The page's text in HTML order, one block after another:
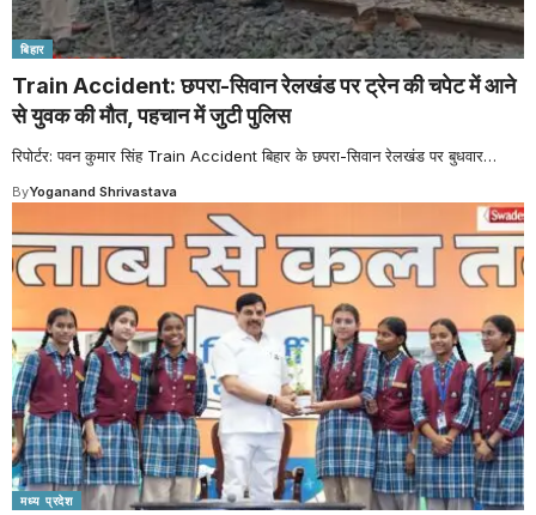
बिहार
Train Accident: छपरा-सिवान रेलखंड पर ट्रेन की चपेट में आने
से युवक की मौत, पहचान में जुटी पुलिस
रिपोर्टर: पवन कुमार सिंह Train Accident बिहार के छपरा-सिवान रेलखंड पर बुधवार…
ByYoganand Shrivastava
मध्य प्रदेश